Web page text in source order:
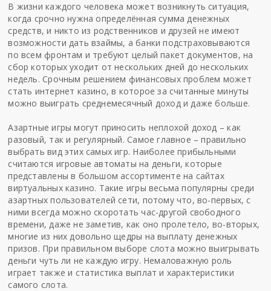
В жизни каждого человека может возникнуть ситуация,
когда срочно нужна определённая сумма денежных
средств, и никто из родственников и друзей не имеют
возможности дать взаймы, а банки подстраховываются
по всем фронтам и требуют целый пакет документов, на
сбор которых уходит от нескольких дней до нескольких
недель. Срочным решением финансовых проблем может
стать интернет казино, в которое за считанные минуты
можно выиграть среднемесячный доход и даже больше.
Азартные игры могут приносить неплохой доход – как
разовый, так и регулярный. Самое главное – правильно
выбрать вид этих самых игр. Наиболее прибыльными
считаются игровые автоматы на деньги, которые
представлены в большом ассортименте на сайтах
виртуальных казино. Такие игры весьма популярны среди
азартных пользователей сети, потому что, во-первых, с
ними всегда можно скоротать час-другой свободного
времени, даже не заметив, как оно пролетело, во-вторых,
многие из них довольно щедры на выплату денежных
призов. При правильном выборе слота можно выигрывать
деньги чуть ли не каждую игру. Немаловажную роль
играет также и статистика выплат и характеристики
самого слота.